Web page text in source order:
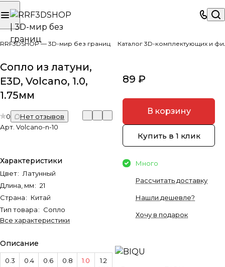
RRF3DSHOP — 3D-мир без границ Каталог 3D-комплектующих и
Сопло из латуни,
E3D, Volcano, 1.0,
1.75мм
0
Нет отзывов
Арт. Volcano-n-10
Характеристики
Цвет: Латунный
Длина, мм: 21
Страна: Китай
Тип товара: Сопло
Все характеристики
Описание
0.3
0.4
0.6
0.8
1.0
1.2
89 ₽
В корзину
Купить в 1 клик
Много
Рассчитать доставку
Нашли дешевле?
Хочу в подарок